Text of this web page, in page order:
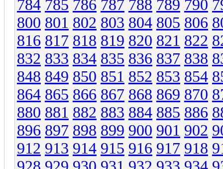
784 785 786 787 788 789 790
800 801 802 803 804 805 806
816 817 818 819 820 821 822
832 833 834 835 836 837 838
848 849 850 851 852 853 854
864 865 866 867 868 869 870
880 881 882 883 884 885 886
896 897 898 899 900 901 902
912 913 914 915 916 917 918